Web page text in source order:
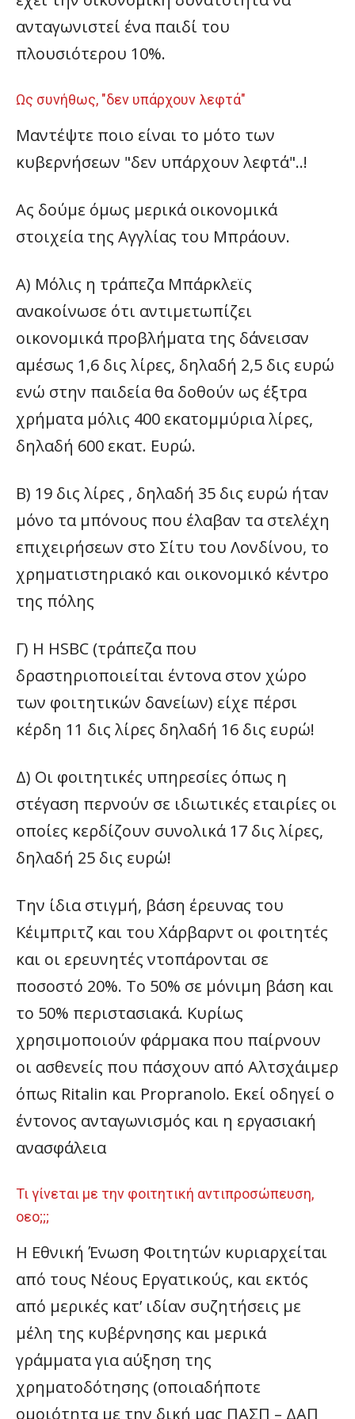
ανταγωνιστεί ένα παιδί του
πλουσιότερου 10%.
Ως συνήθως, "δεν υπάρχουν λεφτά"
Μαντέψτε ποιο είναι το μότο των
κυβερνήσεων "δεν υπάρχουν λεφτά"..!
Ας δούμε όμως μερικά οικονομικά
στοιχεία της Αγγλίας του Μπράουν.
Α) Μόλις η τράπεζα Μπάρκλεϊς
ανακοίνωσε ότι αντιμετωπίζει
οικονομικά προβλήματα της δάνεισαν
αμέσως 1,6 δις λίρες, δηλαδή 2,5 δις ευρώ
ενώ στην παιδεία θα δοθούν ως έξτρα
χρήματα μόλις 400 εκατομμύρια λίρες,
δηλαδή 600 εκατ. Ευρώ.
Β) 19 δις λίρες , δηλαδή 35 δις ευρώ ήταν
μόνο τα μπόνους που έλαβαν τα στελέχη
επιχειρήσεων στο Σίτυ του Λονδίνου, το
χρηματιστηριακό και οικονομικό κέντρο
της πόλης
Γ) Η HSBC (τράπεζα που
δραστηριοποιείται έντονα στον χώρο
των φοιτητικών δανείων) είχε πέρσι
κέρδη 11 δις λίρες δηλαδή 16 δις ευρώ!
Δ) Οι φοιτητικές υπηρεσίες όπως η
στέγαση περνούν σε ιδιωτικές εταιρίες οι
οποίες κερδίζουν συνολικά 17 δις λίρες,
δηλαδή 25 δις ευρώ!
Την ίδια στιγμή, βάση έρευνας του
Κέιμπριτζ και του Χάρβαρντ οι φοιτητές
και οι ερευνητές ντοπάρονται σε
ποσοστό 20%. Το 50% σε μόνιμη βάση και
το 50% περιστασιακά. Κυρίως
χρησιμοποιούν φάρμακα που παίρνουν
οι ασθενείς που πάσχουν από Αλτσχάιμερ
όπως Ritalin και Propranolo. Εκεί οδηγεί ο
έντονος ανταγωνισμός και η εργασιακή
ανασφάλεια
Τι γίνεται με την φοιτητική αντιπροσώπευση,
οεο;;;
Η Εθνική Ένωση Φοιτητών κυριαρχείται
από τους Νέους Εργατικούς, και εκτός
από μερικές κατ’ ιδίαν συζητήσεις με
μέλη της κυβέρνησης και μερικά
γράμματα για αύξηση της
χρηματοδότησης (οποιαδήποτε
ομοιότητα με την δική μας ΠΑΣΠ – ΔΑΠ